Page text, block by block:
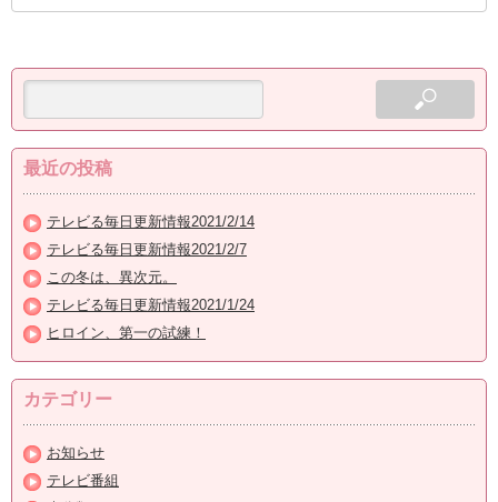
最近の投稿
テレビる毎日更新情報2021/2/14
テレビる毎日更新情報2021/2/7
この冬は、異次元。
テレビる毎日更新情報2021/1/24
ヒロイン、第一の試練！
カテゴリー
お知らせ
テレビ番組